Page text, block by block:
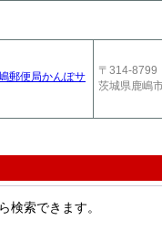
便局かんぽサ
〒314-8799
茨城県鹿嶋
検索できます。